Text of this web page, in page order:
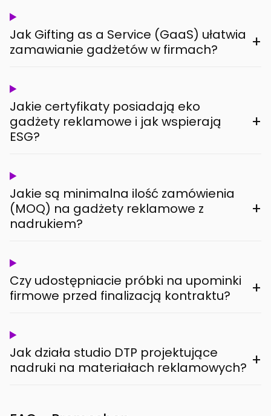
Jak Gifting as a Service (GaaS) ułatwia
zamawianie gadżetów w firmach?
+
Jakie certyfikaty posiadają eko
gadżety reklamowe i jak wspierają
ESG?
+
Jakie są minimalna ilość zamówienia
(MOQ) na gadżety reklamowe z
nadrukiem?
+
Czy udostępniacie próbki na upominki
firmowe przed finalizacją kontraktu?
+
Jak działa studio DTP projektujące
nadruki na materiałach reklamowych? +